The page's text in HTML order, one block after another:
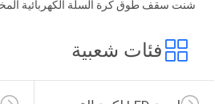
شنت سقف طوق كرة السلة الكهربائية
فئات شعبية